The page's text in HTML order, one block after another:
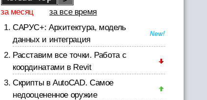
за месяц
за все время
САРУС+: Архитектура, модель
данных и интеграция
Расставим все точки. Работа с
координатами в Revit
Скрипты в AutoCAD. Самое
недооцененное оружие